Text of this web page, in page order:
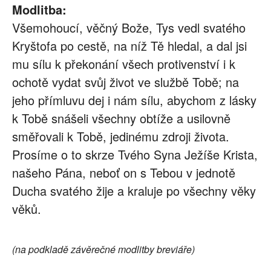
Modlitba:
Všemohoucí, věčný Bože, Tys vedl svatého
Kryštofa po cestě, na níž Tě hledal, a dal jsi
mu sílu k překonání všech protivenství i k
ochotě vydat svůj život ve službě Tobě; na
jeho přímluvu dej i nám sílu, abychom z lásky
k Tobě snášeli všechny obtíže a usilovně
směřovali k Tobě, jedinému zdroji života.
Prosíme o to skrze Tvého Syna Ježíše Krista,
našeho Pána, neboť on s Tebou v jednotě
Ducha svatého žije a kraluje po všechny věky
věků.
(na podkladě závěrečné modlitby breviáře)